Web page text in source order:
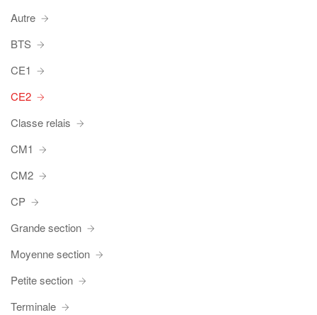
Autre
BTS
CE1
CE2
Classe relais
CM1
CM2
CP
Grande section
Moyenne section
Petite section
Terminale